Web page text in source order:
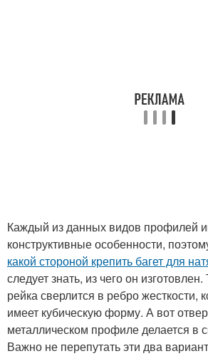
Каждый из данных видов профилей
конструктивные особенности,
какой стороной крепить багет для
следует знать, из чего он
рейка сверлится в ребро жесткости,
имеет кубическую форму. А вот
металлическом профиле делается в
Важно не перепутать эти два